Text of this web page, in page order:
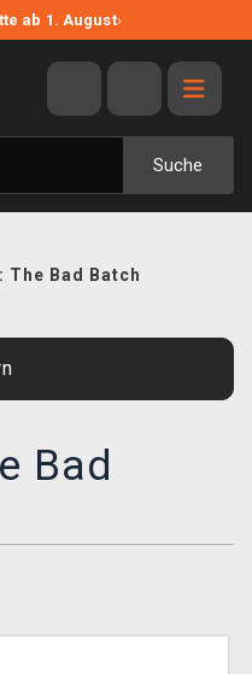
ab 1. August›
Suche
The Bad Batch
Bad